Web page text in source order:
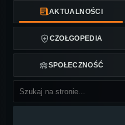
AKTUALNOŚCI
CZOŁGOPEDIA
SPOŁECZNOŚĆ